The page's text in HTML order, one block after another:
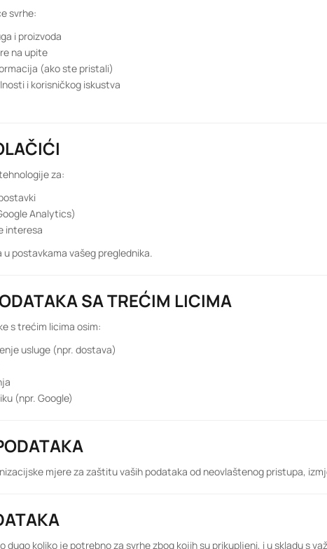
svrhe:
i proizvoda
na upite
(ako ste pristali)
i korisničkog iskustva
za:
Analytics)
interesa
postavkama vašeg preglednika.
SA TREĆIM LICIMA
s trećim licima osim:
usluge (npr. dostava)
(npr. Google)
mjere za zaštitu vaših podataka od neovlaštenog pristupa,
dugo koliko je potrebno za svrhe zbog kojih su prikupljeni, i u skladu s